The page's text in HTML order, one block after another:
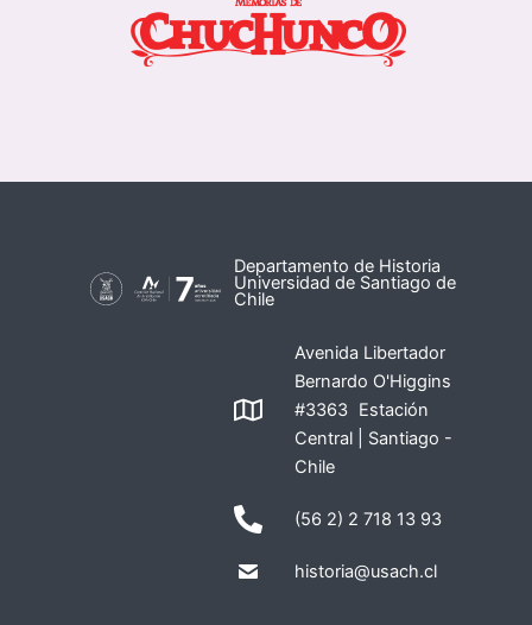
Departamento de Historia
Universidad de Santiago de
Chile
Avenida Libertador
Bernardo O'Higgins
#3363 Estación
Central | Santiago -
Chile
(56 2) 2 718 13 93
historia@usach.cl